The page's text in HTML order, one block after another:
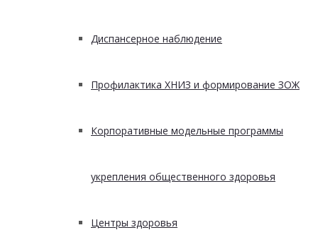
Диспансерное наблюдение
Профилактика ХНИЗ и формирование ЗОЖ
Корпоративные модельные программы
укрепления общественного здоровья
Центры здоровья